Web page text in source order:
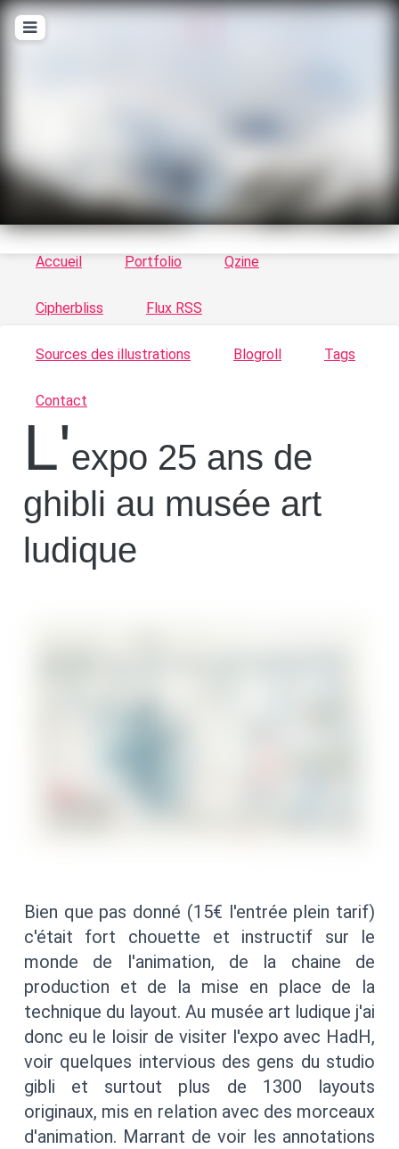
Le vortex à chats - Illustrations, trucs en tout
genre par Tykayn
Accueil Portfolio Qzine
Cipherbliss Flux RSS
Sources des illustrations Blogroll Tags
Contact
L'expo 25 ans de
ghibli au musée art
ludique
Bien que pas donné (15€ l'entrée plein tarif)
c'était fort chouette et instructif sur le
monde de l'animation, de la chaine de
production et de la mise en place de la
technique du layout. Au musée art ludique j'ai
donc eu le loisir de visiter l'expo avec HadH,
voir quelques intervious des gens du studio
gibli et surtout plus de 1300 layouts
originaux, mis en relation avec des morceaux
d'animation. Marrant de voir les annotations